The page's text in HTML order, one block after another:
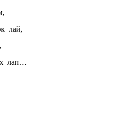
лай,
лап…